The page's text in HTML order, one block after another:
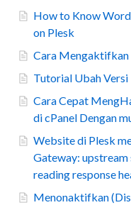
How to Know
on Plesk
Cara Mengaktifkan
Tutorial Ubah Versi
Cara Cepat
di cPanel Dengan
Website di Plesk
Gateway:
reading response
Menonaktifkan